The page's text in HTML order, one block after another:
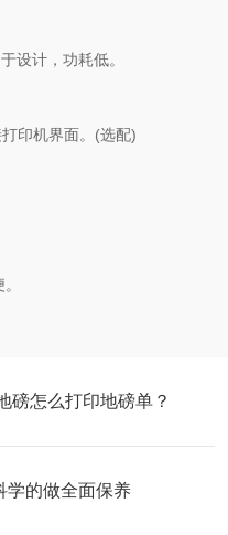
计，功耗低。
印机界面。(选配)
磅怎么打印地磅单？
学的做全面保养